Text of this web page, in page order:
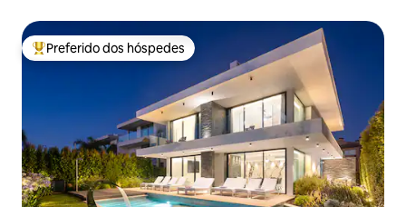
Entre os melhores preferidos dos hóspedes
Preferido dos hóspedes